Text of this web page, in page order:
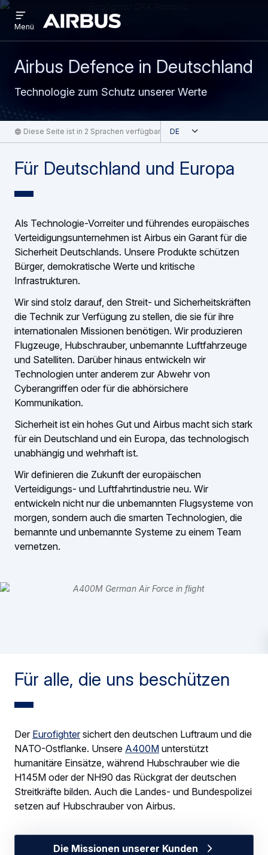
Inhalt
search
Airbus
menu
Menü
Airbus Defence in Deutschland
Technologie zum Schutz unserer Werte
Diese Seite ist in 2 Sprachen verfügbar German
Für Deutschland und Europa
Als Technologie-Vorreiter und führendes europäisches
Verteidigungsunternehmen ist Airbus ein Garant für die
Sicherheit Deutschlands. Unsere Produkte schützen
Bürger, demokratische Werte und kritische
Infrastrukturen.
Wir sind stolz darauf, den Streit- und Sicherheitskräften
die Technik zur Verfügung zu stellen, die sie für ihre
internationalen Missionen benötigen. Wir produzieren
Flugzeuge, Hubschrauber, unbemannte Luftfahrzeuge
und Satelliten. Darüber hinaus entwickeln wir
Technologien unter anderem zur Abwehr von
Cyberangriffen oder für die abhörsichere
Kommunikation.
Sicherheit ist ein hohes Gut und Airbus macht sich stark
für ein Deutschland und ein Europa, das technologisch
unabhängig und wehrhaft ist.
Wir definieren die Zukunft der europäischen
Verteidigungs- und Luftfahrtindustrie neu. Wir
entwickeln nicht nur die unbemannten Flugsysteme von
morgen, sondern auch die smarten Technologien, die
bemannte und unbemannte Systeme zu einem Team
vernetzen.
Für alle, die uns beschützen
Der Eurofightersichert den deutschen Luftraum und die
NATO-Ostflanke. Unsere A400M unterstützt
humanitäre Einsätze, während Hubschrauber wie die
H145M oder der NH90 das Rückgrat der deutschen
Streitkräfte bilden. Auch die Landes- und Bundespolizei
setzen auf Hubschrauber von Airbus.
Die Missionen unserer Kunden